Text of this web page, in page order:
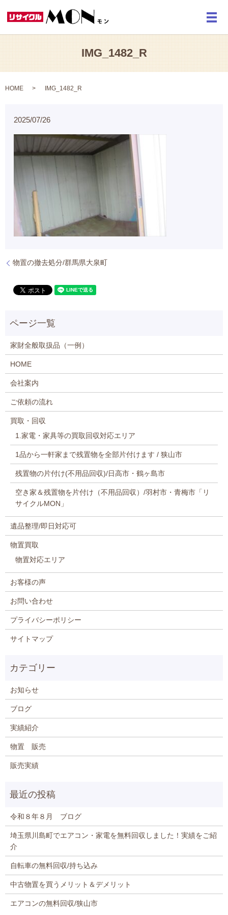
メ
IMG_1482_R
HOME IMG_1482_R
2025/07/26
物置の撤去処分/群馬県大泉町
家財全般取扱品（一例）
HOME
会社案内
ご依頼の流れ
買取・回収
1.家電・家具等の買取回収対応エリア
1品から一軒家まで残置物を全部片付けます / 狭山市
残置物の片付け(不用品回収)/日高市・鶴ヶ島市
空き家＆残置物を片付け（不用品回収）/羽村市・青梅市「リ
サイクルMON」
遺品整理/即日対応可
物置買取
物置対応エリア
お客様の声
お問い合わせ
プライバシーポリシー
サイトマップ
お知らせ
ブログ
実績紹介
物置 販売
販売実績
令和８年８月 ブログ
埼玉県川島町でエアコン・家電を無料回収しました！実績をご紹
介
自転車の無料回収/持ち込み
中古物置を買うメリット＆デメリット
エアコンの無料回収/狭山市